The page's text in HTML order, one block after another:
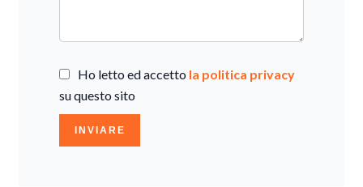
Ho letto ed accetto la politica privacy
su questo sito
INVIARE